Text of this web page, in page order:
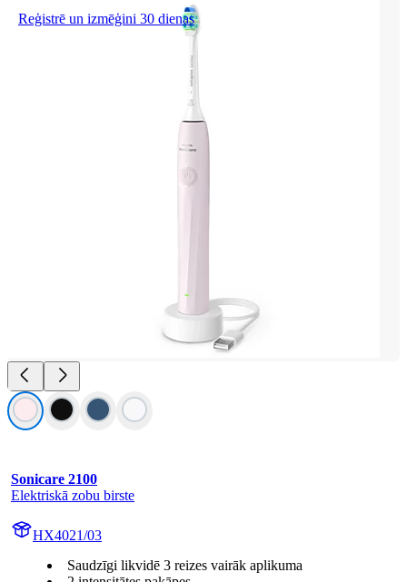
Reģistrē un izmēģini 30 dienas
Sonicare 2100
Elektriskā zobu birste
HX4021/03
Saudzīgi likvidē 3 reizes vairāk aplikuma